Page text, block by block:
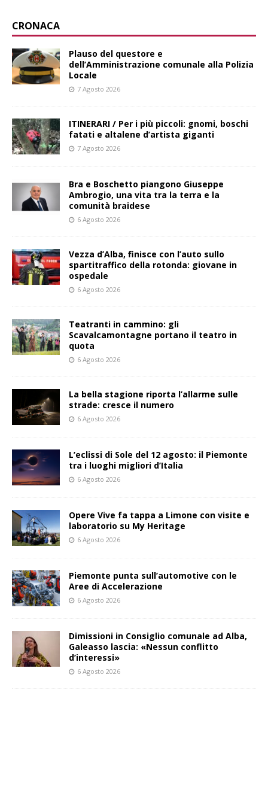
CRONACA
Plauso del questore e
dell’Amministrazione comunale alla Polizia
Locale
7 Agosto 2026
ITINERARI / Per i più piccoli: gnomi, boschi
fatati e altalene d’artista giganti
7 Agosto 2026
Bra e Boschetto piangono Giuseppe
Ambrogio, una vita tra la terra e la
comunità braidese
6 Agosto 2026
Vezza d’Alba, finisce con l’auto sullo
spartitraffico della rotonda: giovane in
ospedale
6 Agosto 2026
Teatranti in cammino: gli
Scavalcamontagne portano il teatro in
quota
6 Agosto 2026
La bella stagione riporta l’allarme sulle
strade: cresce il numero
6 Agosto 2026
L’eclissi di Sole del 12 agosto: il Piemonte
tra i luoghi migliori d’Italia
6 Agosto 2026
Opere Vive fa tappa a Limone con visite e
laboratorio su My Heritage
6 Agosto 2026
Piemonte punta sull’automotive con le
Aree di Accelerazione
6 Agosto 2026
Dimissioni in Consiglio comunale ad Alba,
Galeasso lascia: «Nessun conflitto
d’interessi»
6 Agosto 2026